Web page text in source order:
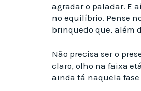
agradar o paladar. E
no equilíbrio. Pense
brinquedo que, além
Não precisa ser o
claro, olho na faixa
ainda tá naquela